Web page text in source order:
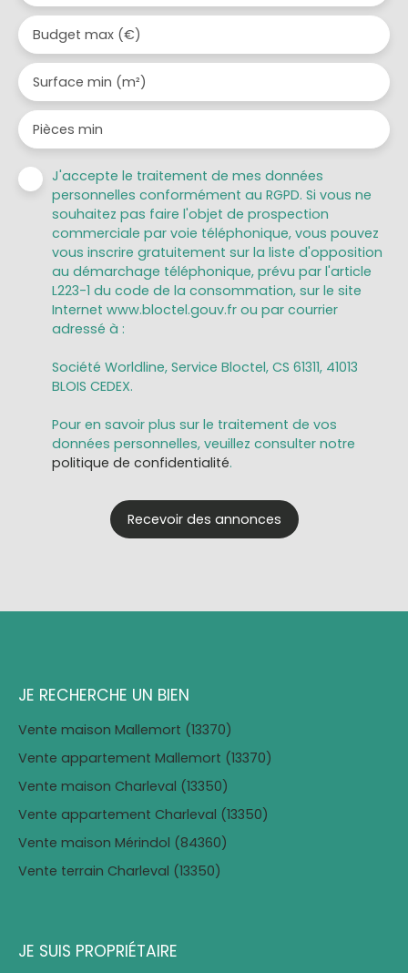
Budget max (€)
Surface min (m²)
Pièces min
J'accepte le traitement de mes données
personnelles conformément au RGPD. Si vous ne
souhaitez pas faire l'objet de prospection
commerciale par voie téléphonique, vous pouvez
vous inscrire gratuitement sur la liste d'opposition
au démarchage téléphonique, prévu par l'article
L223-1 du code de la consommation, sur le site
Internet www.bloctel.gouv.fr ou par courrier
adressé à :
Société Worldline, Service Bloctel, CS 61311, 41013
BLOIS CEDEX.
Pour en savoir plus sur le traitement de vos
données personnelles, veuillez consulter notre
politique de confidentialité.
Recevoir des annonces
JE RECHERCHE UN BIEN
Vente maison Mallemort (13370)
Vente appartement Mallemort (13370)
Vente maison Charleval (13350)
Vente appartement Charleval (13350)
Vente maison Mérindol (84360)
Vente terrain Charleval (13350)
JE SUIS PROPRIÉTAIRE